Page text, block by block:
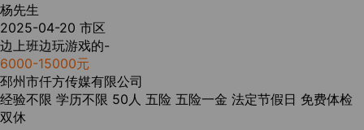
杨先生
2025-04-20 市区
边上班边玩游戏的-
6000-15000元
邳州市仟方传媒有限公司
经验不限 学历不限 50人 五险 五险一金 法定节假日 免费体检
双休